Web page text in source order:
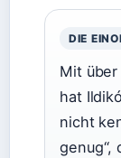
DIE
Mit
hat
nicht
genug“,